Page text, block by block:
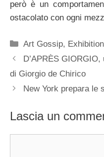
però è un
ostacolato con ogni
Categorie
Art Gossip,
D’APRÈS
di Giorgio de Chirico
New York prepara le
Lascia un